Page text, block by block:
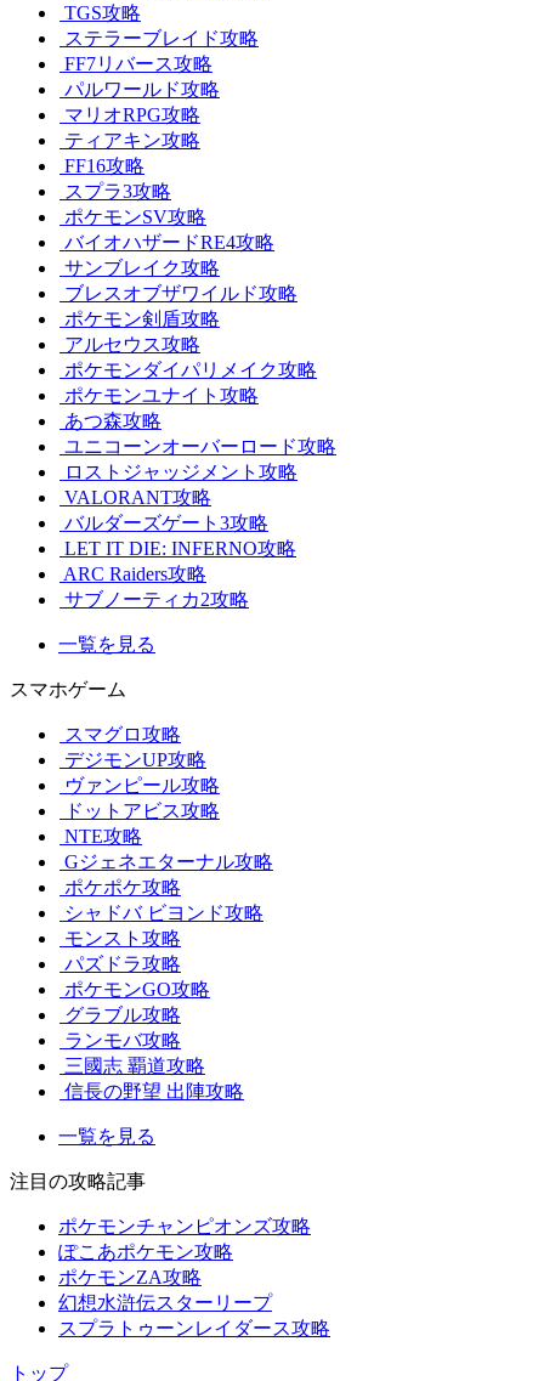
TGS攻略
ステラーブレイド攻略
FF7リバース攻略
パルワールド攻略
マリオRPG攻略
ティアキン攻略
FF16攻略
スプラ3攻略
ポケモンSV攻略
バイオハザードRE4攻略
サンブレイク攻略
ブレスオブザワイルド攻略
ポケモン剣盾攻略
アルセウス攻略
ポケモンダイパリメイク攻略
ポケモンユナイト攻略
あつ森攻略
ユニコーンオーバーロード攻略
ロストジャッジメント攻略
VALORANT攻略
バルダーズゲート3攻略
LET IT DIE: INFERNO攻略
ARC Raiders攻略
サブノーティカ2攻略
一覧を見る
スマホゲーム
スマグロ攻略
デジモンUP攻略
ヴァンピール攻略
ドットアビス攻略
NTE攻略
Gジェネエターナル攻略
ポケポケ攻略
シャドバ ビヨンド攻略
モンスト攻略
パズドラ攻略
ポケモンGO攻略
グラブル攻略
ランモバ攻略
三國志 覇道攻略
信長の野望 出陣攻略
一覧を見る
注目の攻略記事
ポケモンチャンピオンズ攻略
ぽこあポケモン攻略
ポケモンZA攻略
幻想水滸伝スターリープ
スプラトゥーンレイダース攻略
トップ